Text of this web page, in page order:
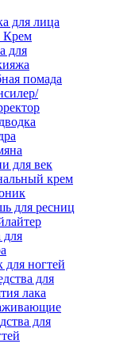
для лица
Крем
для
помада
для век
крем
для ресниц
для
для ногтей
для
лака
для